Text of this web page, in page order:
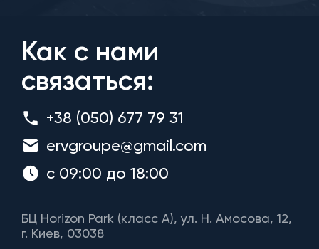
Как с нами
связаться:
+38 (050) 677 79 31
ervgroupe@gmail.com
с 09:00 до 18:00
БЦ Horizon Park (класс A), ул. Н. Амосова, 12,
г. Киев, 03038